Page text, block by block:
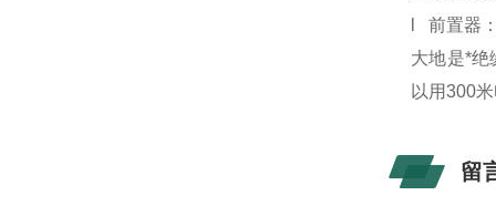
前置器
大地是*绝
以用300
留